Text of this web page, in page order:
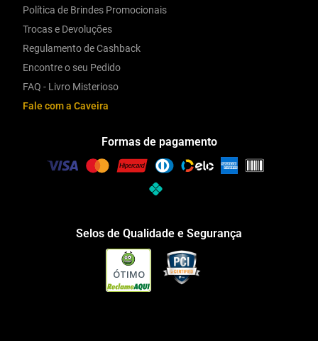
Política de Brindes Promocionais
Trocas e Devoluções
Regulamento de Cashback
Encontre o seu Pedido
FAQ - Livro Misterioso
Fale com a Caveira
Formas de pagamento
Selos de Qualidade e Segurança
ÓTIMO